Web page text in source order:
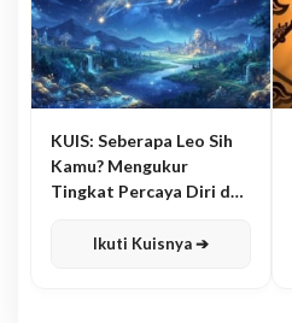
KUIS: Seberapa Leo Sih
Kamu? Mengukur
Tingkat Percaya Diri dan
Ikuti Kuisnya ➔